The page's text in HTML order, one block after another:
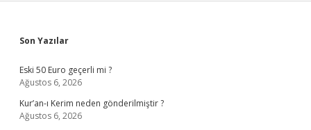
Sidebar
Son Yazılar
Eski 50 Euro geçerli mi ?
Ağustos 6, 2026
Kur’an-ı Kerim neden gönderilmiştir ?
Ağustos 6, 2026